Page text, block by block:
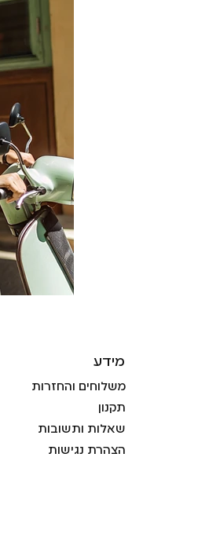
מידע
משלוחים והחזרות
תקנון
שאלות ותשובות
הצהרת נגישות